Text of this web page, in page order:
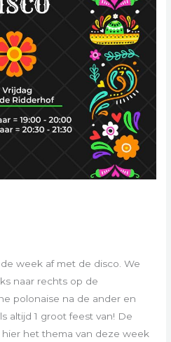
week af met de disco. We
naar rechts op de
polonaise na de ander en
altijd 1 groot feest van! De
het thema van deze week